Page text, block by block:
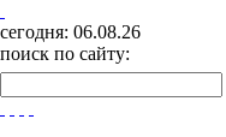
сегодня: 06.08.26
поиск по сайту: